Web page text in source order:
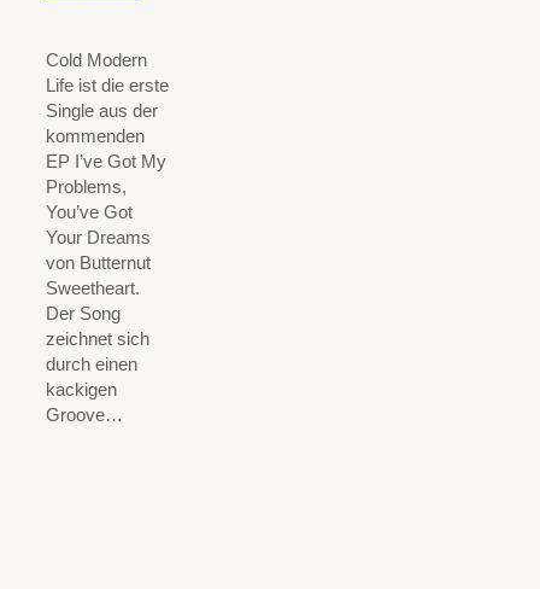
Cold Modern
Life ist die erste
Single aus der
kommenden
EP I’ve Got My
Problems,
You’ve Got
Your Dreams
von Butternut
Sweetheart.
Der Song
zeichnet sich
durch einen
kackigen
Groove…